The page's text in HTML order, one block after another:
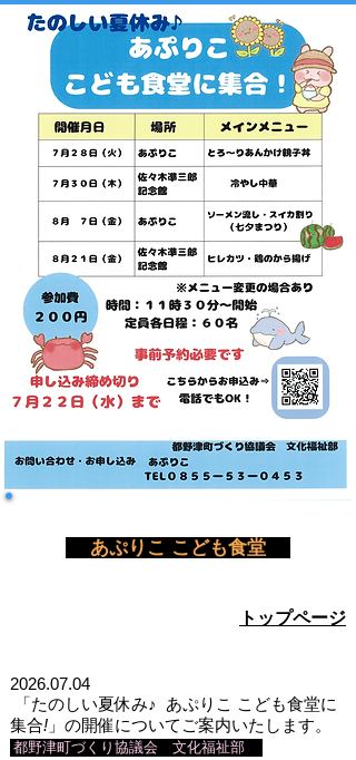
あぷりこ こども食堂
トップページ
2026.07.04
「たのしい夏休み♪ あぷりこ こども食堂に
集合! 」の開催についてご案内いたします。
都野津町づくり協議会 文化福祉部